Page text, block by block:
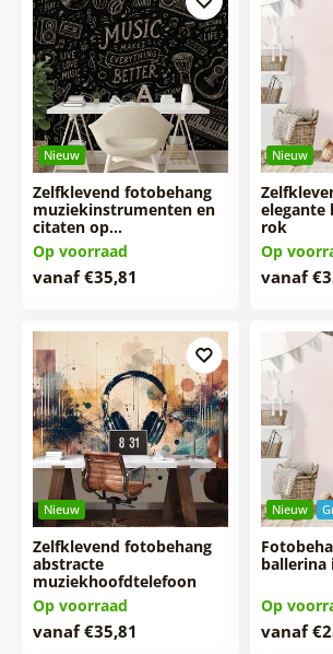
Nieuw
Zelfklevend fotobehang
muziekinstrumenten en
citaten op…
Op voorraad
vanaf €35,81
Nieuw
elegante
rok
Op
vanaf
Nieuw
Zelfklevend fotobehang
abstracte
muziekhoofdtelefoon
Op voorraad
vanaf €35,81
Nieuw
ballerina
Op
vanaf